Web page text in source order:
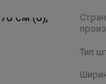
Тип